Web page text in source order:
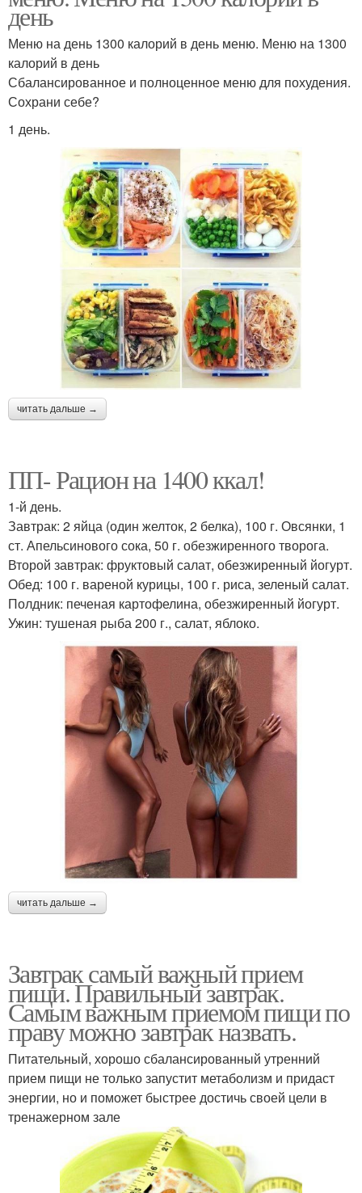
день
Меню на день 1300 калорий в день меню. Меню на 1300
калорий в день
Сбалансированное и полноценное меню для похудения.
Сохрани себе?
1 день.
читать дальше →
ПП- Рацион на 1400 ккал!
1-й день.
Завтрак: 2 яйца (один желток, 2 белка), 100 г. Овсянки, 1
ст. Апельсинового сока, 50 г. обезжиренного творога.
Второй завтрак: фруктовый салат, обезжиренный йогурт.
Обед: 100 г. вареной курицы, 100 г. риса, зеленый салат.
Полдник: печеная картофелина, обезжиренный йогурт.
Ужин: тушеная рыба 200 г., салат, яблоко.
читать дальше →
Завтрак самый важный прием
пищи. Правильный завтрак.
Самым важным приемом пищи по
праву можно завтрак назвать.
Питательный, хорошо сбалансированный утренний
прием пищи не только запустит метаболизм и придаст
энергии, но и поможет быстрее достичь своей цели в
тренажерном зале